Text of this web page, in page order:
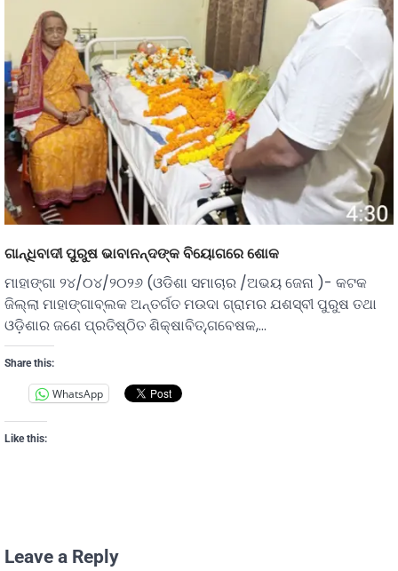
ଗାନ୍ଧିବାଦୀ ପୁରୁଷ ଭାବାନନ୍ଦଙ୍କ ବିୟୋଗରେ ଶୋକ
ମାହାଙ୍ଗା ୨୪/୦୪/୨୦୨୬ (ଓଡିଶା ସମାଚାର /ଅଭୟ ଜେନା )- କଟକ
ଜିଲ୍ଲା ମାହାଙ୍ଗାବ୍ଲକ ଅନ୍ତର୍ଗତ ମଉଦା ଗ୍ରାମର ଯଶସ୍ବୀ ପୁରୁଷ ତଥା
ଓଡ଼ିଶାର ଜଣେ ପ୍ରତିଷ୍ଠିତ ଶିକ୍ଷାବିତ୍,ଗବେଷକ,…
Share this:
WhatsApp
Like this:
Leave a Reply